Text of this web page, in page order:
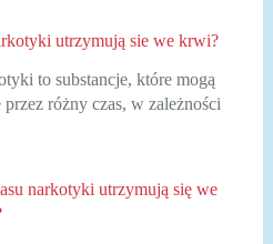
utrzymują sie we krwi?
to substancje, które mogą
różny czas, w zależności
narkotyki utrzymują się we